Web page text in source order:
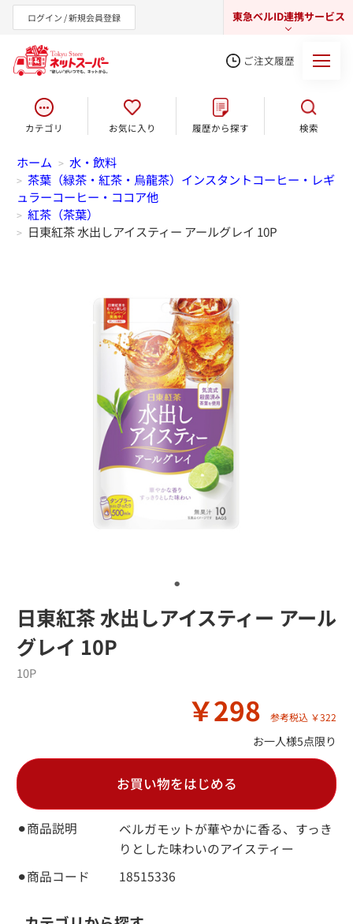
ログイン / 新規会員登録 東急ベルID連携サービス
東急オンラインショップ
ご注文履歴
カテゴリ お気に入り 履歴から探す 検索
ホーム > 水・飲料
> 茶葉（緑茶・紅茶・烏龍茶）インスタントコーヒー・レギ
ュラーコーヒー・ココア他
> 紅茶（茶葉）
> 日東紅茶 水出しアイスティー アールグレイ 10P
日東紅茶 水出しアイスティー アール
グレイ 10P
⚫︎商品説明
ベルガモットが華やかに香る、すっき
りとした味わいのアイスティー
￥298 参考税込 ￥322
お一人様5点限り
⚫︎商品コード 18515336
10P
お買い物をはじめる